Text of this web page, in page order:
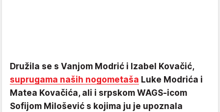
Družila se s Vanjom Modrić i Izabel Kovačić,
suprugama naših nogometaša Luke Modrića i
Matea Kovačića, ali i srpskom WAGS-icom
Sofijom Milošević s kojima ju je upoznala